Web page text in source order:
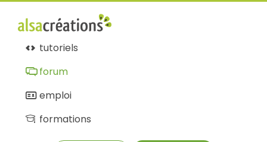
tutoriels
forum
emploi
formations